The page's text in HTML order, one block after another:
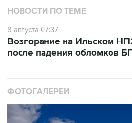
НОВОСТИ ПО ТЕМЕ
8 августа 07:37
Возгорание на Ильском
после падения обломков
ФОТОГАЛЕРЕИ